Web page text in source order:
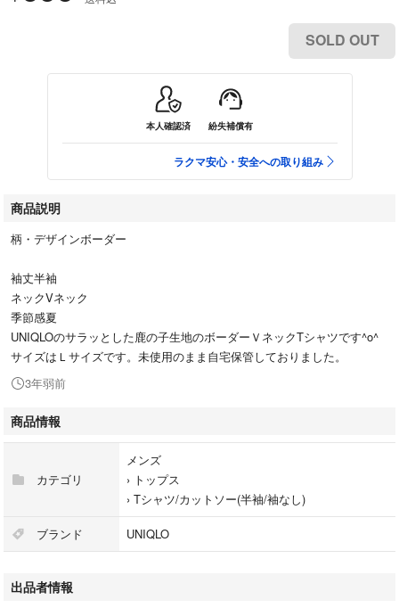
SOLD OUT
本人確認済 紛失補償有
ラクマ安心・安全への取り組み
商品説明
柄・デザインボーダー
袖丈半袖
ネックVネック
季節感夏
UNIQLOのサラッとした鹿の子生地のボーダーＶネックTシャツです^o^
サイズはＬサイズです。未使用のまま自宅保管しておりました。
3年弱前
商品情報
カテゴリ
メンズ
› トップス
› Tシャツ/カットソー(半袖/袖なし)
ブランド UNIQLO
出品者情報